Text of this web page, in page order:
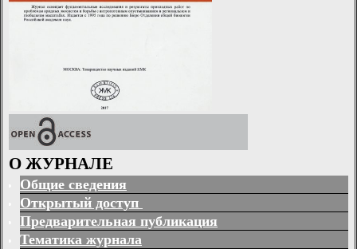
О ЖУРНАЛЕ
Общие сведения
Открытый доступ
Предварительная публикация
Тематика журнала